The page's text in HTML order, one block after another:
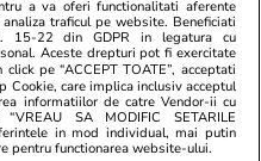
15 iul.
a va oferi functionalitati aferente
traficul pe website. Beneficiati
15-22 din GDPR in legatura cu
Aceste drepturi pot fi exercitate
click pe “ACCEPT TOATE”, acceptati
Cookie, care implica inclusiv acceptul
informatiilor de catre Vendor-ii cu
SA MODIFIC SETARILE
in mod individual, mai putin
pentru functionarea website-ului.